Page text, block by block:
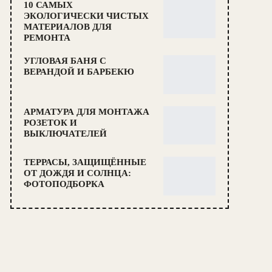
10 САМЫХ
ЭКОЛОГИЧЕСКИ ЧИСТЫХ
МАТЕРИАЛОВ ДЛЯ
РЕМОНТА
УГЛОВАЯ БАНЯ С
ВЕРАНДОЙ И БАРБЕКЮ
АРМАТУРА ДЛЯ МОНТАЖА
РОЗЕТОК И
ВЫКЛЮЧАТЕЛЕЙ
ТЕРРАСЫ, ЗАЩИЩЁННЫЕ
ОТ ДОЖДЯ И СОЛНЦА:
ФОТОПОДБОРКА